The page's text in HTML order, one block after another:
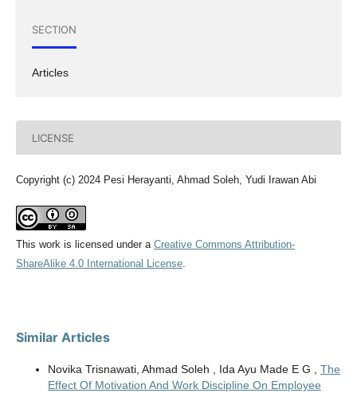
SECTION
Articles
LICENSE
Copyright (c) 2024 Pesi Herayanti, Ahmad Soleh, Yudi Irawan Abi
This work is licensed under a Creative Commons Attribution-
ShareAlike 4.0 International License.
Similar Articles
Novika Trisnawati, Ahmad Soleh , Ida Ayu Made E G , The
Effect Of Motivation And Work Discipline On Employee